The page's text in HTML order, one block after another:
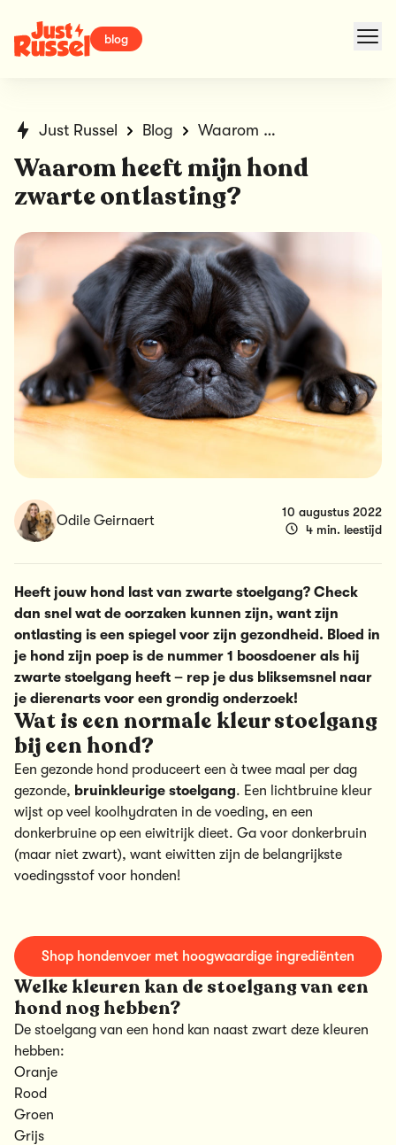
blog
Just Russel Blog Waarom heeft mijn hond zwarte ontlasting?
Waarom heeft mijn hond
zwarte ontlasting?
Odile Geirnaert
10 augustus 2022
4 min. leestijd
Heeft jouw hond last van zwarte stoelgang? Check
dan snel wat de oorzaken kunnen zijn, want zijn
ontlasting is een spiegel voor zijn gezondheid. Bloed in
je hond zijn poep is de nummer 1 boosdoener als hij
zwarte stoelgang heeft – rep je dus bliksemsnel naar
je dierenarts voor een grondig onderzoek!
Wat is een normale kleur stoelgang
bij een hond?
Een gezonde hond produceert een à twee maal per dag
gezonde, bruinkleurige stoelgang. Een lichtbruine kleur
wijst op veel koolhydraten in de voeding, en een
donkerbruine op een eiwitrijk dieet. Ga voor donkerbruin
(maar niet zwart), want eiwitten zijn de belangrijkste
voedingsstof voor honden!
Shop hondenvoer met hoogwaardige ingrediënten
Welke kleuren kan de stoelgang van een
hond nog hebben?
De stoelgang van een hond kan naast zwart deze kleuren
hebben:
Oranje
Rood
Groen
Grijs